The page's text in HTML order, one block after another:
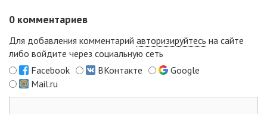
0 комментариев
Для добавления комментарий авторизируйтесь на сайте
либо войдите через социальную сеть
Facebook
ВКонтакте
Google
Mail.ru